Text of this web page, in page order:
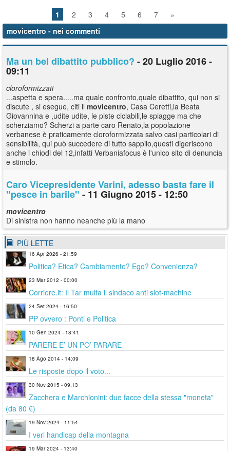
1 2 3 4 5 6 7
»
movicentro - nei commenti
Ma un bel dibattito pubblico? - 20 Luglio 2016 -
09:11
cloroformizzati
...aspetta e spera.....ma quale confronto,quale dibattito, qui non si
discute , si esegue, citi il movicentro, Casa Ceretti,la Beata
Giovannina e ,udite udite, le piste ciclabili,le spiagge ma che
scherziamo? Scherzi a parte caro Renato,la popolazione
verbanese è praticamente cloroformizzata salvo casi particolari di
sensibilità, qui può succedere di tutto sappilo,questi digeriscono
anche i chiodi del 12,infatti Verbaniafocus è l'unico sito di denuncia
e stimolo.
Caro Vicepresidente Varini, adesso basta fare il
"pesce in barile" - 11 Giugno 2015 - 12:50
movicentro
Di sinistra non hanno neanche più la mano
PIÙ LETTE
16 Apr 2026 - 21:59
Politica? Etica? Cambiamento? Ego? Convenienza?
23 Mar 2012 - 00:00
Corriere.it: Il Tar multa il sindaco anti slot-machine
24 Set 2024 - 16:50
PP ovvero : Ponti e Politica
10 Gen 2024 - 18:41
PARERE E’ UN PO’ PARARE
18 Ago 2014 - 14:09
Le risposte dopo il voto...
30 Nov 2015 - 09:13
Zacchera e Marchionini: due facce della stessa "moneta"
(da 80 €)
19 Nov 2024 - 11:54
I veri handicap della montagna
19 Mar 2024 - 13:40